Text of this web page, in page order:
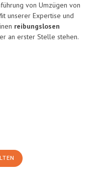
von Umzügen von
unserer Expertise und
reibungslosen
an erster Stelle stehen.